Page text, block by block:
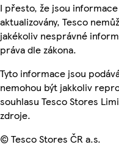
I přesto, že jsou
aktualizovány, Tesco
jakékoliv nesprávné
práva dle zákona.
Tyto informace jsou
nemohou být jakkoliv
souhlasu Tesco Stores
zdroje.
© Tesco Stores ČR a.s.